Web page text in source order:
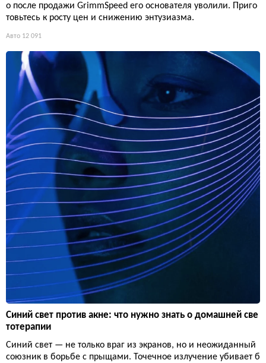
о после продажи GrimmSpeed его основателя уволили. Приго
товьтесь к росту цен и снижению энтузиазма.
Авто 12 091
Синий свет против акне: что нужно знать о домашней све
тотерапии
Синий свет — не только враг из экранов, но и неожиданный
союзник в борьбе с прыщами. Точечное излучение убивает б